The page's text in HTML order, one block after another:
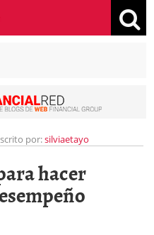
por:silviaetayo
hacer